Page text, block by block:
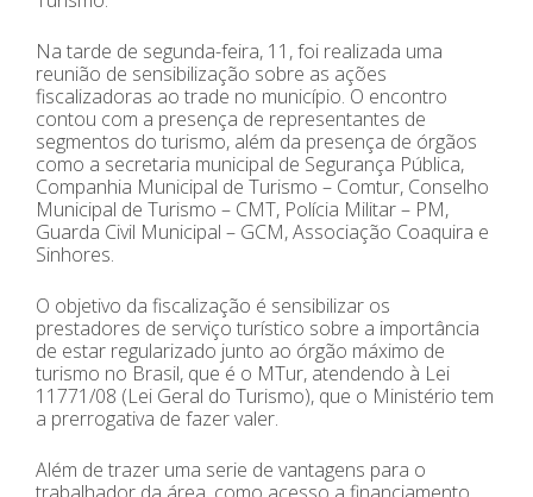
Na tarde de segunda-feira, 11, foi realizada uma
reunião de sensibilização sobre as ações
fiscalizadoras ao trade no município. O encontro
contou com a presença de representantes de
segmentos do turismo, além da presença de órgãos
como a secretaria municipal de Segurança Pública,
Companhia Municipal de Turismo – Comtur, Conselho
Municipal de Turismo – CMT, Polícia Militar – PM,
Guarda Civil Municipal – GCM, Associação Coaquira e
Sinhores.
O objetivo da fiscalização é sensibilizar os
prestadores de serviço turístico sobre a importância
de estar regularizado junto ao órgão máximo de
turismo no Brasil, que é o MTur, atendendo à Lei
11771/08 (Lei Geral do Turismo), que o Ministério tem
a prerrogativa de fazer valer.
Além de trazer uma serie de vantagens para o